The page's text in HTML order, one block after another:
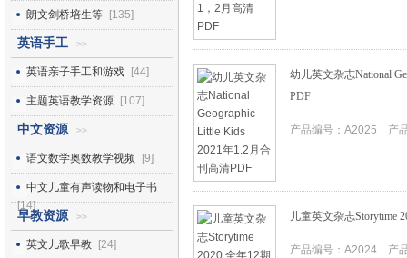
朗文剑桥培生等 [135]
英语手工 >>
英语亲子手工和游戏 [44]
主题英语教学资源 [107]
中文资源 >>
语文数学奥数教学视频 [9]
中文儿童有声读物和电子书
[14]
早教资源 >>
英文儿歌早教 [24]
幼儿英文杂志National
PDF
产品编号：A2025 产
儿童英文杂志Storytime
产品编号：A2024 产